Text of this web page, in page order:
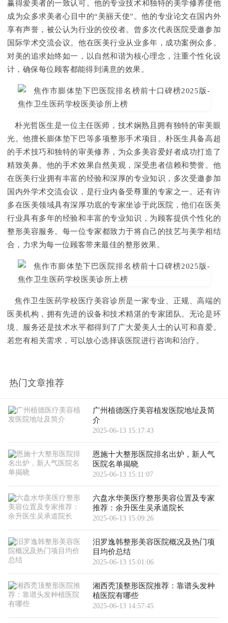
赢得爱美者的一致认可。他的专业技术和独特的美学修养使他
成为众多求美者心目中的“美丽天使”。他的专业论文在国内外
享有声誉，被公认为行业的佼佼者。曾多次代表医院受邀参加
国际学术交流会议。他在医美行业从业多年，成功案例众多。
对美的追求始终如一，以自然和谐为核心理念，注重个性化设
计，确保每位顾客都能得到满意的效果。
朴光哲医生是一位主任医师，技术娴熟且拥有独特的审美眼
光。他擅长膨体垫下巴等多项整形手术项目。朴医生具备高超
的手术技巧和独特的审美修养，为众多美容爱好者成功打造了
精致美鼻。他的手术效果自然美观，深受患者信赖和赞誉。他
在医美行业拥有丰富的经验和深厚的专业知识，多次受邀参加
国内外学术交流会议，是行业内备受尊重的专家之一。还有许
多在医美领域具有深厚功底的专家坐诊于此医院，他们在医美
行业具有多年的经验和丰富的专业知识，为顾客提供个性化的
整形美容服务。每一位专家都致力于将自己的技艺与美学相结
合，力求为每一位顾客带来最佳的整形效果。
焦作卫生医药学校医疗美容诊所是一家专业、正规、高端的
医美机构，拥有先进的设备和技术精湛的专家团队。无论是环
境、服务还是技术水平都得到了广大爱美人士的认可和喜爱。
若您有相关需求，可以放心选择该医院进行咨询和治疗。
热门文章推荐
广州植德医疗美容植发医院地址及简
介
2025-06-13 15:17:43
恩施十大整形医院排名出炉，新人气
医院名单揭晓
2025-06-13 15:11:07
六盘水华美医疗整形美容位置及专家
推荐：余升医生吴承道院长
2025-06-13 15:09:26
汨罗逸韩整形美容医院概况及热门项
目均价总结
2025-06-13 15:01:06
湘西秃顶整形医院推荐：靠谱头发种
植医院有哪些
2025-06-13 14:57:45